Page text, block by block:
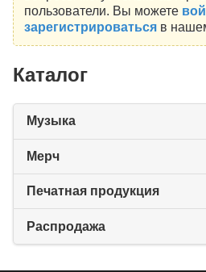
пользователи. Вы можете
зарегистрироватьсяв
Каталог
Музыка
Мерч
Печатная продукция
Распродажа